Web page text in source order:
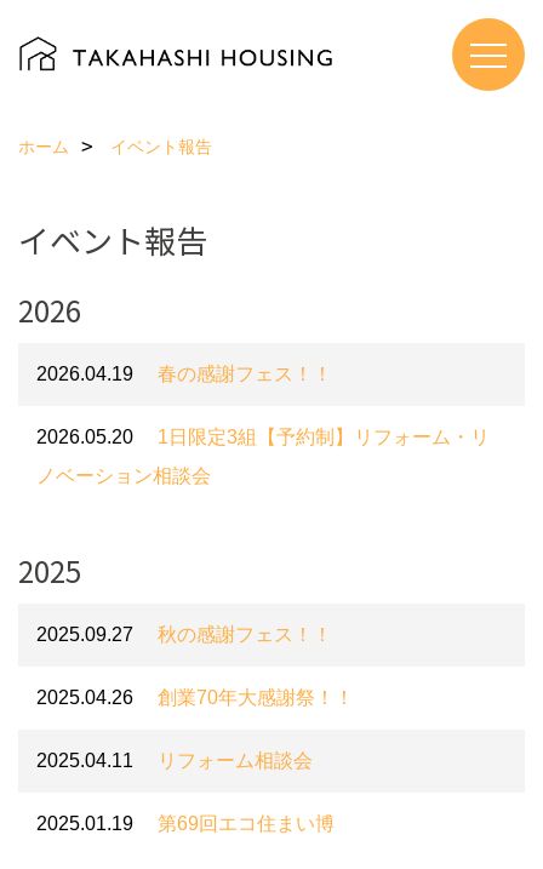
ホーム イベント報告
イベント報告
2026
2026.04.19 春の感謝フェス！！
2026.05.20
1日限定3組【予約制】リフォーム・リ
ノベーション相談会
2025
2025.09.27 秋の感謝フェス！！
2025.04.26 創業70年大感謝祭！！
2025.04.11 リフォーム相談会
2025.01.19 第69回エコ住まい博